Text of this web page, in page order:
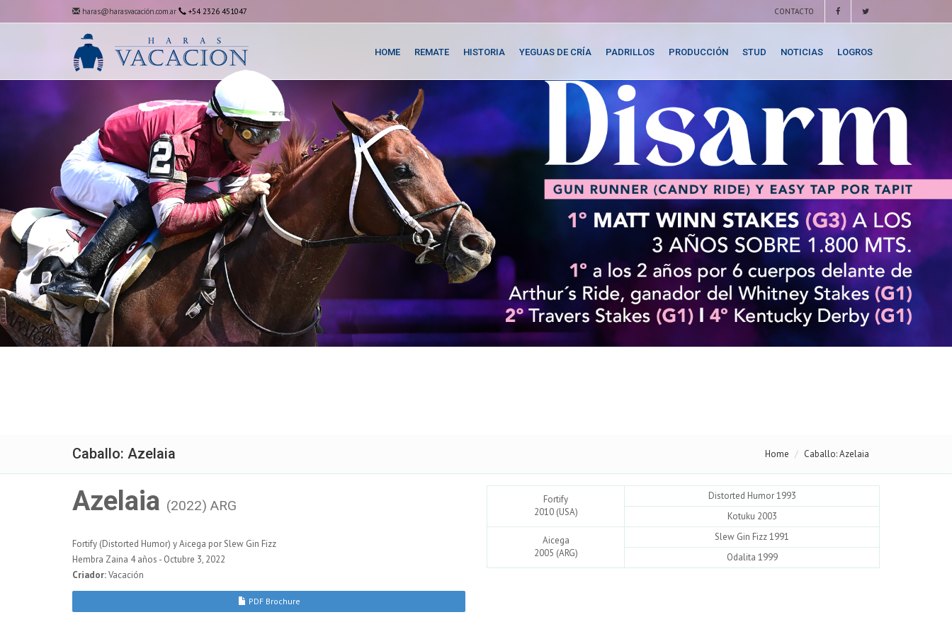
haras@harasvacación.com.ar +54 2326 451047 CONTACTO
HOME REMATE HISTORIA YEGUAS DE CRÍA PADRILLOS PRODUCCIÓN STUD NOTICIAS LOGROS
Caballo: Azelaia Home Caballo: Azelaia
Azelaia (2022) ARG
Fortify (Distorted Humor) y Aicega por Slew Gin Fizz
Hembra Zaina 4 años - Octubre 3, 2022
Criador:Vacación
PDF Brochure
Fortify
2010 (USA)
Distorted Humor 1993
Kotuku 2003
Aicega
2005 (ARG)
Slew Gin Fizz 1991
Odalita 1999